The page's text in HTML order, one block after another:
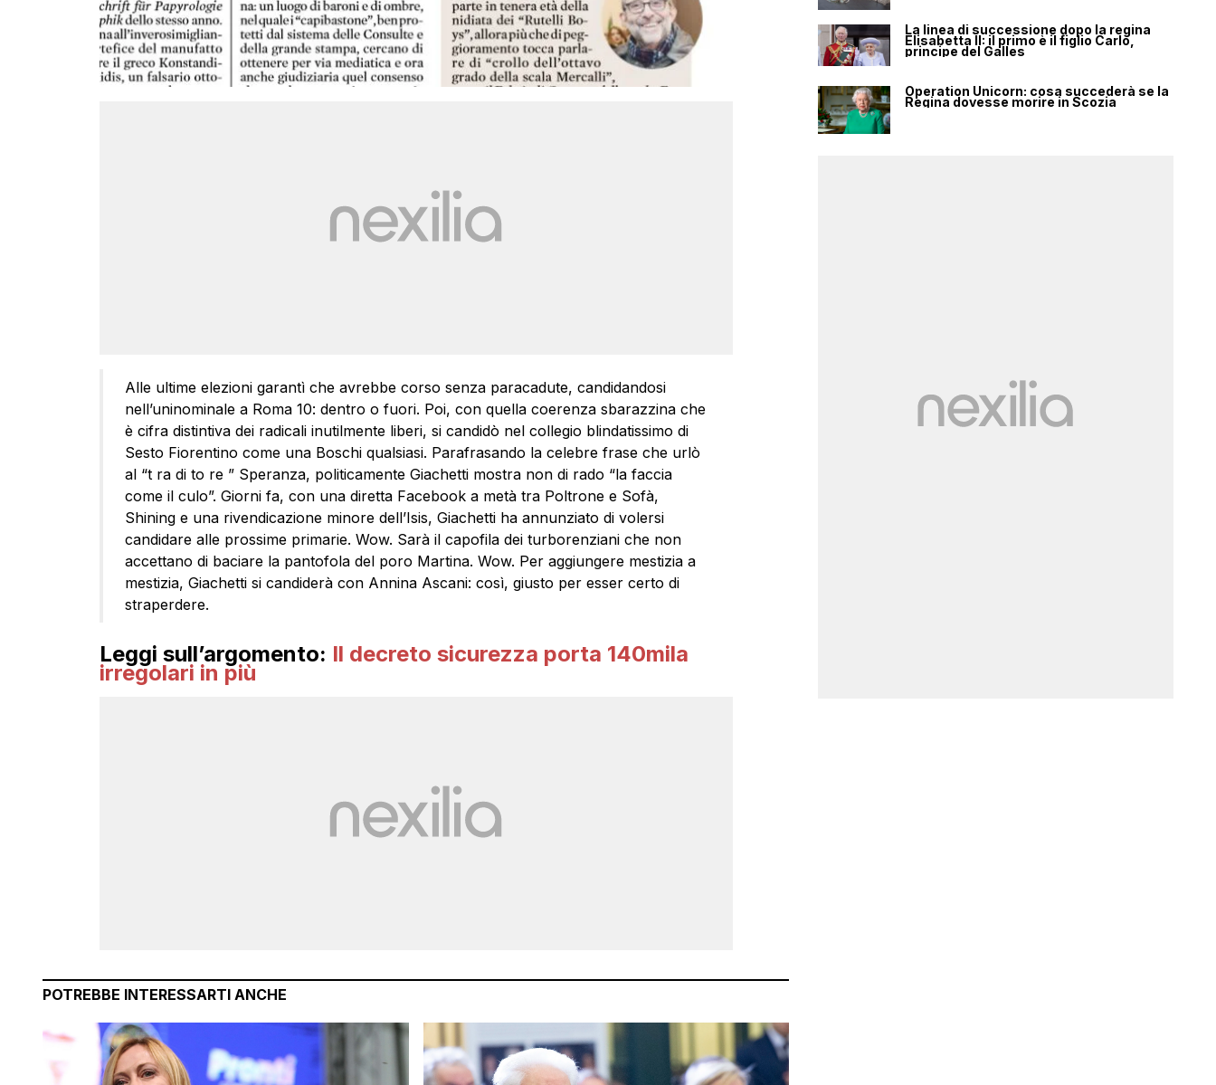
Alle ultime elezioni garantì che avrebbe corso senza paracadute, candidandosi
nell’uninominale a Roma 10: dentro o fuori. Poi, con quella coerenza sbarazzina che
è cifra distintiva dei radicali inutilmente liberi, si candidò nel collegio blindatissimo di
Sesto Fiorentino come una Boschi qualsiasi. Parafrasando la celebre frase che urlò
al “t ra di to re ” Speranza, politicamente Giachetti mostra non di rado “la faccia
come il culo”. Giorni fa, con una diretta Facebook a metà tra Poltrone e Sofà,
Shining e una rivendicazione minore dell’Isis, Giachetti ha annunziato di volersi
candidare alle prossime primarie. Wow. Sarà il capofila dei turborenziani che non
accettano di baciare la pantofola del poro Martina. Wow. Per aggiungere mestizia a
mestizia, Giachetti si candiderà con Annina Ascani: così, giusto per esser certo di
straperdere.
Leggi sull’argomento: Il decreto sicurezza porta 140mila
irregolari in più
POTREBBE INTERESSARTI ANCHE
La linea di successione dopo la regina
Elisabetta II: il primo è il figlio Carlo,
principe del Galles
Operation Unicorn: cosa succederà se la
Regina dovesse morire in Scozia